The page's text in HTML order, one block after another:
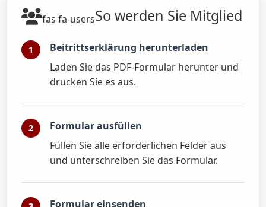
fas fa-usersSo werden Sie Mitglied
Beitrittserklärung herunterladen
Laden Sie das PDF-Formular herunter und
drucken Sie es aus.
Formular ausfüllen
Füllen Sie alle erforderlichen Felder aus
und unterschreiben Sie das Formular.
Formular einsenden